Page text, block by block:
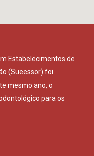
Estabelecimentos de
(Sueessor) foi
mesmo ano, o
para os